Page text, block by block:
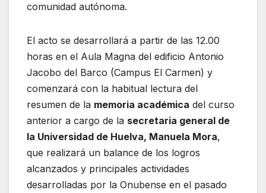
comunidad autónoma.
El acto se desarrollará a partir de las 12.00
horas en el Aula Magna del edificio Antonio
Jacobo del Barco (Campus El Carmen) y
comenzará con la habitual lectura del
resumen de la memoria académica del curso
anterior a cargo de la secretaria general de
la Universidad de Huelva, Manuela Mora,
que realizará un balance de los logros
alcanzados y principales actividades
desarrolladas por la Onubense en el pasado